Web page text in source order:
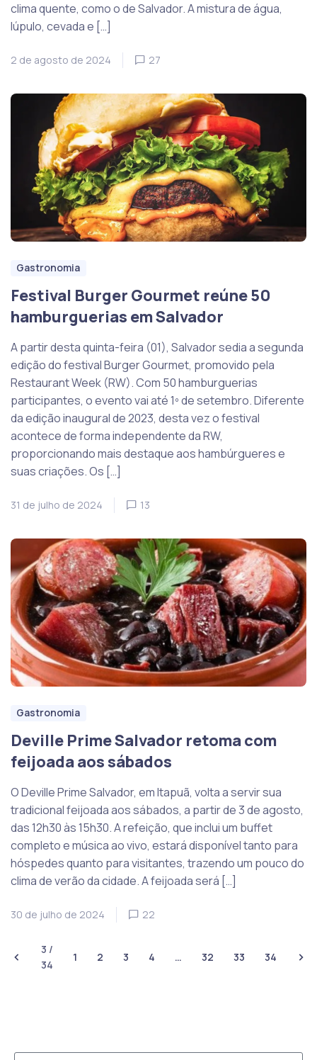
clima quente, como o de Salvador. A mistura de água,
lúpulo, cevada e […]
2 de agosto de 2024 27
Gastronomia
Festival Burger Gourmet reúne 50
hamburguerias em Salvador
A partir desta quinta-feira (01), Salvador sedia a segunda
edição do festival Burger Gourmet, promovido pela
Restaurant Week (RW). Com 50 hamburguerias
participantes, o evento vai até 1º de setembro. Diferente
da edição inaugural de 2023, desta vez o festival
acontece de forma independente da RW,
proporcionando mais destaque aos hambúrgueres e
suas criações. Os […]
31 de julho de 2024 13
Gastronomia
Deville Prime Salvador retoma com
feijoada aos sábados
O Deville Prime Salvador, em Itapuã, volta a servir sua
tradicional feijoada aos sábados, a partir de 3 de agosto,
das 12h30 às 15h30. A refeição, que inclui um buffet
completo e música ao vivo, estará disponível tanto para
hóspedes quanto para visitantes, trazendo um pouco do
clima de verão da cidade. A feijoada será […]
30 de julho de 2024 22
3 /
34
1 2 3 4 … 32 33 34